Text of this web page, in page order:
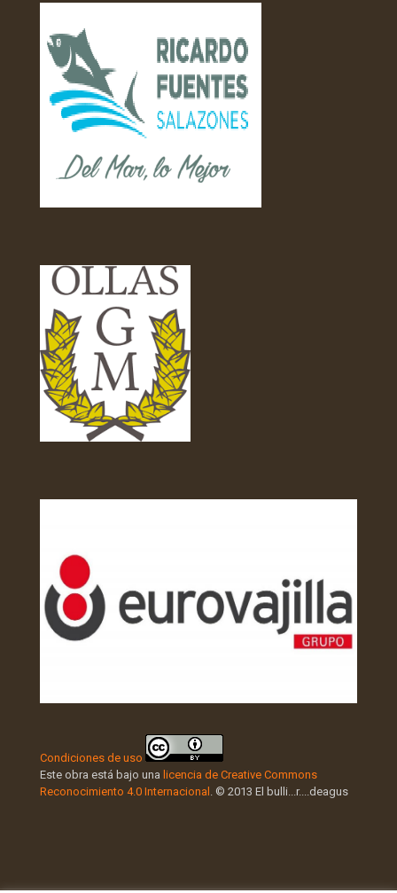
Condiciones de uso
Este obra está bajo una licencia de Creative Commons
Reconocimiento 4.0 Internacional
. © 2013 El bulli...r....deagus